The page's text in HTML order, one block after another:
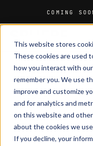
This website stores
These cookies are used
how you interact with
remember you. We use
improve and customize
and for analytics and
on this website and
about the cookies we
If you decline, your
HOME
MEDIA
MAGAZINE
EVENTS